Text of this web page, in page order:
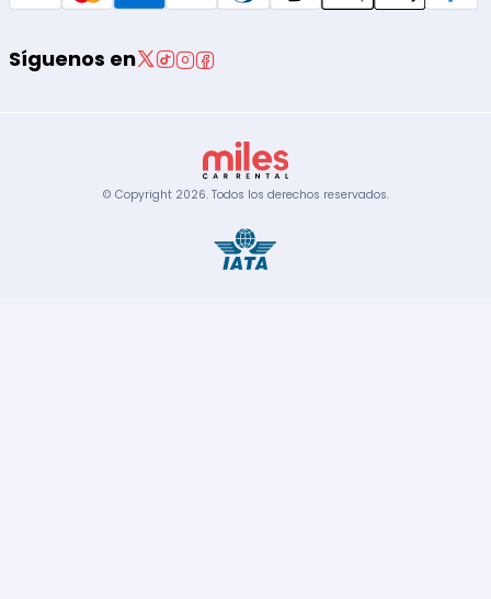
Síguenos en
© Copyright 2026. Todos los derechos reservados.